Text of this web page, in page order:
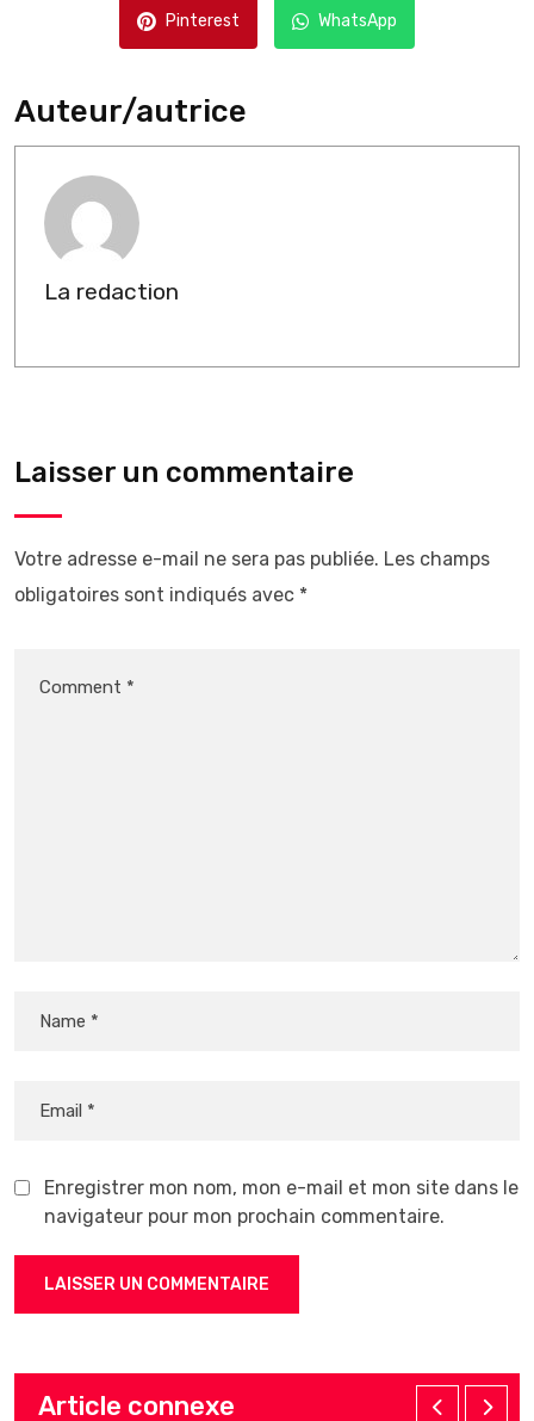
Pinterest WhatsApp
Auteur/autrice
La redaction
Laisser un commentaire
Votre adresse e-mail ne sera pas publiée. Les champs
obligatoires sont indiqués avec *
Enregistrer mon nom, mon e-mail et mon site dans le
navigateur pour mon prochain commentaire.
Article connexe